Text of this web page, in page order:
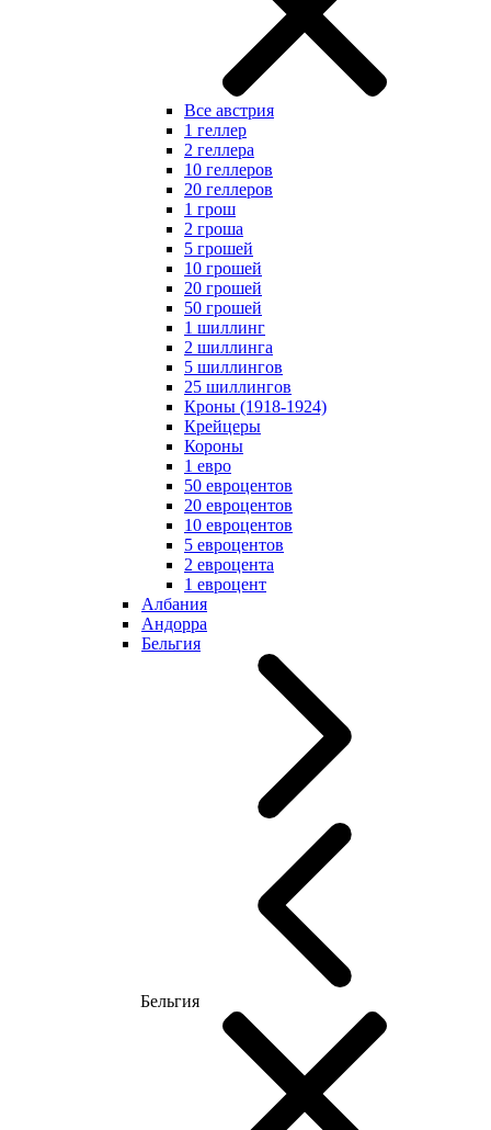
Все австрия
1 геллер
2 геллера
10 геллеров
20 геллеров
1 грош
2 гроша
5 грошей
10 грошей
20 грошей
50 грошей
1 шиллинг
2 шиллинга
5 шиллингов
25 шиллингов
Кроны (1918-1924)
Крейцеры
Короны
1 евро
50 евроцентов
20 евроцентов
10 евроцентов
5 евроцентов
2 евроцента
1 евроцент
Албания
Андорра
Бельгия
Бельгия